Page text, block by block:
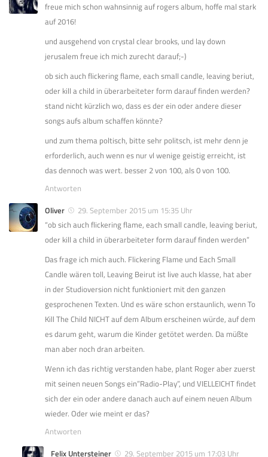
freue mich schon wahnsinnig auf rogers album, hoffe mal stark
auf 2016!
und ausgehend von crystal clear brooks, und lay down
jerusalem freue ich mich zurecht darauf;-)
ob sich auch flickering flame, each small candle, leaving beriut,
oder kill a child in überarbeiteter form darauf finden werden?
stand nicht kürzlich wo, dass es der ein oder andere dieser
songs aufs album schaffen könnte?
und zum thema poltisch, bitte sehr politsch, ist mehr denn je
erforderlich, auch wenn es nur vl wenige geistig erreicht, ist
das dennoch was wert. besser 2 von 100, als 0 von 100.
Antworten
Oliver
29. September 2015 um 15:35 Uhr
“ob sich auch flickering flame, each small candle, leaving beriut,
oder kill a child in überarbeiteter form darauf finden werden”
Das frage ich mich auch. Flickering Flame und Each Small
Candle wären toll, Leaving Beirut ist live auch klasse, hat aber
in der Studioversion nicht funktioniert mit den ganzen
gesprochenen Texten. Und es wäre schon erstaunlich, wenn To
Kill The Child NICHT auf dem Album erscheinen würde, auf dem
es darum geht, warum die Kinder getötet werden. Da müßte
man aber noch dran arbeiten.
Wenn ich das richtig verstanden habe, plant Roger aber zuerst
mit seinen neuen Songs ein”Radio-Play”, und VIELLEICHT findet
sich der ein oder andere danach auch auf einem neuen Album
wieder. Oder wie meint er das?
Antworten
Felix Untersteiner
29. September 2015 um 17:03 Uhr